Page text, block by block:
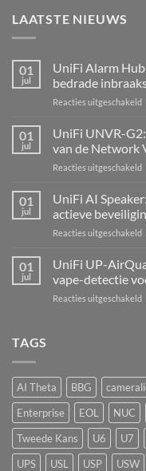
LAATSTE NIEUWS
01
jul
UniFi Alarm
bedrade
Reacties uitgeschakeld
01
jul
UniFi UNVR-
van de Network
Reacties uitgeschakeld
de
01
jul
UniFi AI
actieve
Reacties uitgeschakeld
01
jul
UniFi UP-
vape-detectie
Reacties uitgeschakeld
TAGS
AI Theta BBG
Enterprise
EOL NUC
Tweede Kans
U6 U7
UPS
USL USP USW